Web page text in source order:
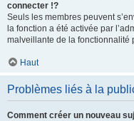
connecter !?
Seuls les membres peuvent
la fonction a été activée par
malveillante de la fonctionnalité
Haut
Problèmes liés à la
Comment créer un nouveau